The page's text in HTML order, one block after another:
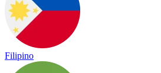
Filipino